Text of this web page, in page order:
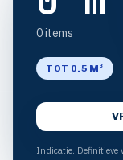
0items
TOT 0.5 M³
Indicatie. Definitieve